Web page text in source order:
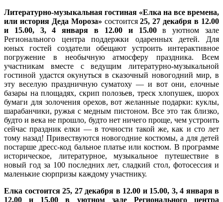
Литературно-музыкальная гостиная «Елка на все времена,
или история Деда Мороза» состоится25, 27 декабря в 12.00
и 15.00, 3, 4 января в 12.00 и 15.00в уютном зале
Регионального центра поддержки одаренных детей. Для
юных гостей создатели обещают устроить интерактивное
погружение в необычную атмосферу праздника. Всем
участникам вместе с ведущим литературно-музыкальной
гостиной удастся окунуться в сказочный новогодний мир, в
эту веселую праздничную суматоху — и вот они, елочные
базары на площадях, скрип полозьев, треск хлопушек, шорох
бумаги для золочения орехов, вот желанные подарки: куклы,
шарабанчики, ружья с медным пистоном. Все это так близко,
будто и века не прошло, будто нет ничего проще, чем устроить
сейчаc праздник елки — в точности такой же, как и сто лет
тому назад! Привествуются новогодние костюмы, а для детей
постарше дресс-код бальное платье или костюм. В программе
историческое, литературное, музыкальное путешествие в
новый год за 100 последних лет, сладкий стол, фотосессия и
маленькие сюрпризы каждому участнику.
Елка состоится 25, 27 декабря в 12.00 и 15.00, 3, 4 января в
12.00 и 15.00 в уютном зале Регионального центра